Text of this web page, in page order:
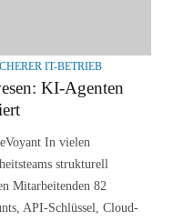
IT-BETRIEB
KI-Agenten
In vielen
strukturell
Mitarbeitenden 82
API-Schlüssel, Cloud-